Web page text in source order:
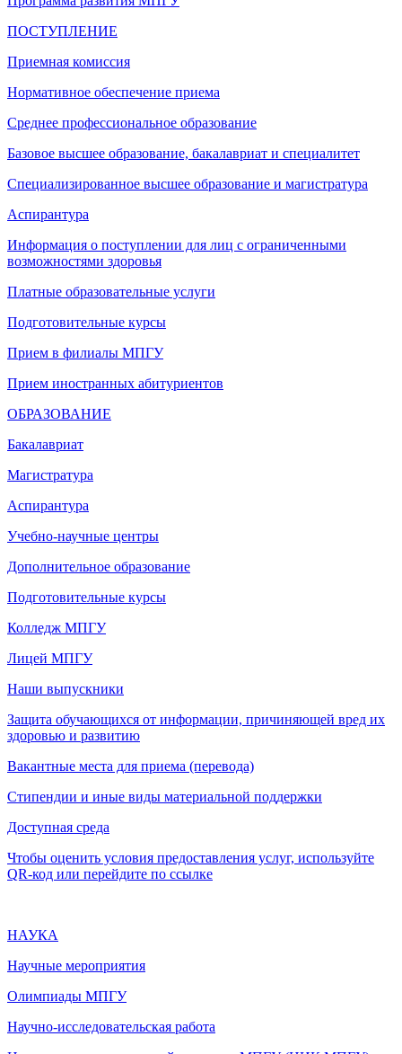
ПОСТУПЛЕНИЕ
Приемная комиссия
Нормативное обеспечение приема
Среднее профессиональное образование
Базовое высшее образование, бакалавриат и специалитет
Специализированное высшее образование и магистратура
Аспирантура
Информация о поступлении для лиц с ограниченными
возможностями здоровья
Платные образовательные услуги
Подготовительные курсы
Прием в филиалы МПГУ
Прием иностранных абитуриентов
ОБРАЗОВАНИЕ
Бакалавриат
Магистратура
Аспирантура
Учебно-научные центры
Дополнительное образование
Подготовительные курсы
Колледж МПГУ
Лицей МПГУ
Наши выпускники
Защита обучающихся от информации, причиняющей вред их
здоровью и развитию
Вакантные места для приема (перевода)
Стипендии и иные виды материальной поддержки
Доступная среда
Чтобы оценить условия предоставления услуг, используйте
QR-код или перейдите по ссылке
НАУКА
Научные мероприятия
Олимпиады МПГУ
Научно-исследовательская работа